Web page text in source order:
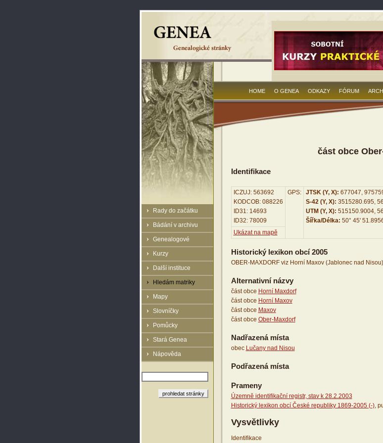
Rady do začátku
Bádání v archivu
Genealogové
Kurzy
Další instituce
Hledám matriky
Mapy
Slovníčky
Pomůcky
Stará Genea
Nápověda
HOME O GENEA ODKAZY FÓRUM
část obce
Identifikace
ICZUJ: 563692
KODCOB: 088226
ID31: 14693
ID32: 78009
GPS: JTSK (Y, X): 677047,
S-42 (Y, X): 3515280.695,
UTM (Y, X): 515150.9004,
Šířka/Délka: 50° 45'
Ukázat na mapě
Historický lexikon obcí 2005
OBER-MAXDORF viz Horní Maxov (Jablonec nad Nisou)
Alternativní názvy
část obce Horní Maxdorf
část obce Horní Maxov
část obce Maxov
část obce Ober-Maxdorf
Nadřazená místa
obec Lučany nad Nisou
Podřazená místa
Prameny
Územně identifikační registr, stav k 28.2.2003
Historický lexikon obcí České republiky 1869-2005 (-),
Vysvětlivky
Identifikace